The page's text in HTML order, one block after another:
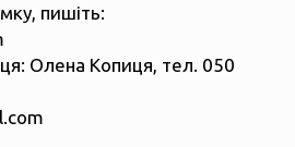
пишіть:
Олена Копиця, тел. 050